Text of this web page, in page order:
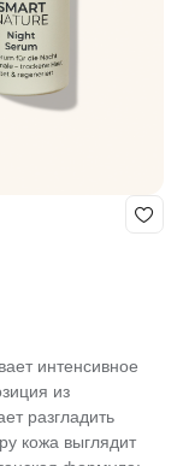
интенсивное
из
разгладить
кожа выглядит